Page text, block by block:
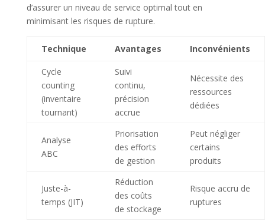
d’assurer un niveau de service optimal tout en
minimisant les risques de rupture.
Technique Avantages Inconvénients
Cycle
counting
(inventaire
tournant)
Suivi
continu,
précision
accrue
Nécessite des
ressources
dédiées
Analyse
ABC
Priorisation
des efforts
de gestion
Peut négliger
certains
produits
Juste-à-
temps (JIT)
Réduction
des coûts
de stockage
Risque accru de
ruptures